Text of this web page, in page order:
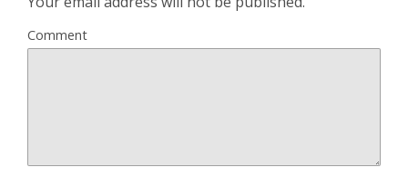
Comment